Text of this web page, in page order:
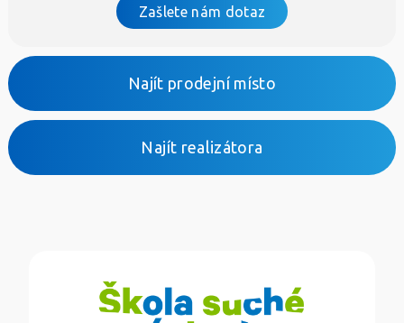
Zašlete nám dotaz
Najít prodejní místo
Najít realizátora